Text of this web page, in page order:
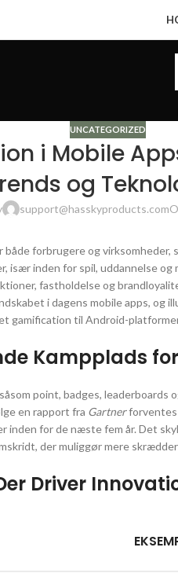
UNCATEGORIZED
i Mobile
og
support@hasskyproducts.com
forbrugere og virksomheder,
især inden for spil, uddannelse
fastholdelse og
i dagens mobile apps, og
gamification til Android-
Kampplads
point, badges,
en rapport fra Gartnerforventes
for de næste fem år. Det
der muliggør mere
Driver